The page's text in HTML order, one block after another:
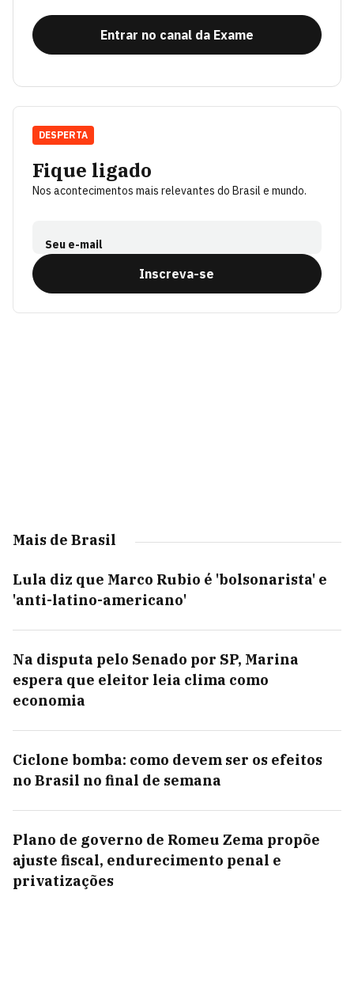
Entrar no canal da Exame
Fique ligado
Nos acontecimentos mais relevantes do Brasil e mundo.
Seu e-mail
Inscreva-se
DESPERTA
Mais de Brasil
Lula diz que Marco Rubio é 'bolsonarista' e
'anti-latino-americano'
Na disputa pelo Senado por SP, Marina
espera que eleitor leia clima como
economia
Ciclone bomba: como devem ser os efeitos
no Brasil no final de semana
Plano de governo de Romeu Zema propõe
ajuste fiscal, endurecimento penal e
privatizações